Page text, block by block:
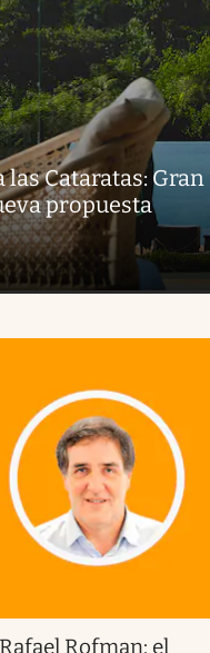
las Cataratas: Gran
propuesta
Rofman: el